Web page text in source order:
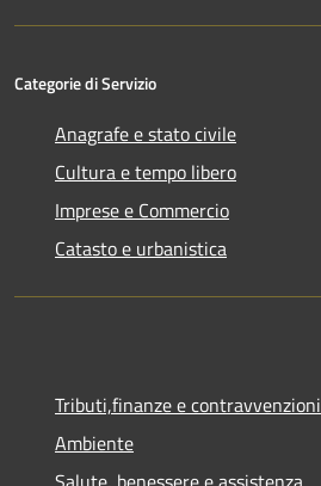
Categorie di Servizio
Anagrafe e stato civile
Cultura e tempo libero
Imprese e Commercio
Catasto e urbanistica
Tributi,finanze e contravvenzioni
Ambiente